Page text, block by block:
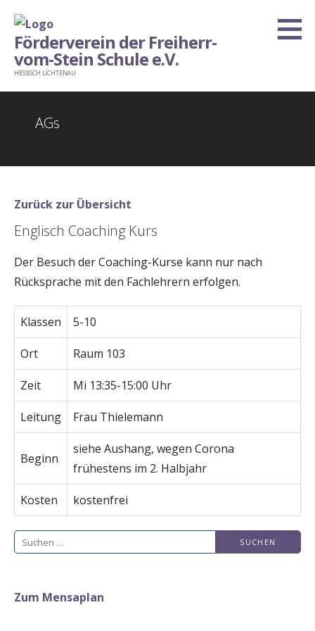
Inhalt
springen
Förderverein der Freiherr-
vom-Stein Schule e.V.
HESSISCH LICHTENAU
AGs
Zurück zur Übersicht
Englisch Coaching Kurs
Der Besuch der Coaching-Kurse kann nur nach
Rücksprache mit den Fachlehrern erfolgen.
Klassen 5-10
Ort Raum 103
Zeit Mi 13:35-15:00 Uhr
Leitung Frau Thielemann
Beginn
siehe Aushang, wegen Corona
frühestens im 2. Halbjahr
Kosten kostenfrei
Suchen
Zum Mensaplan